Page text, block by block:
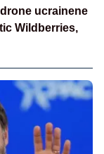
ucrainene
Wildberries,